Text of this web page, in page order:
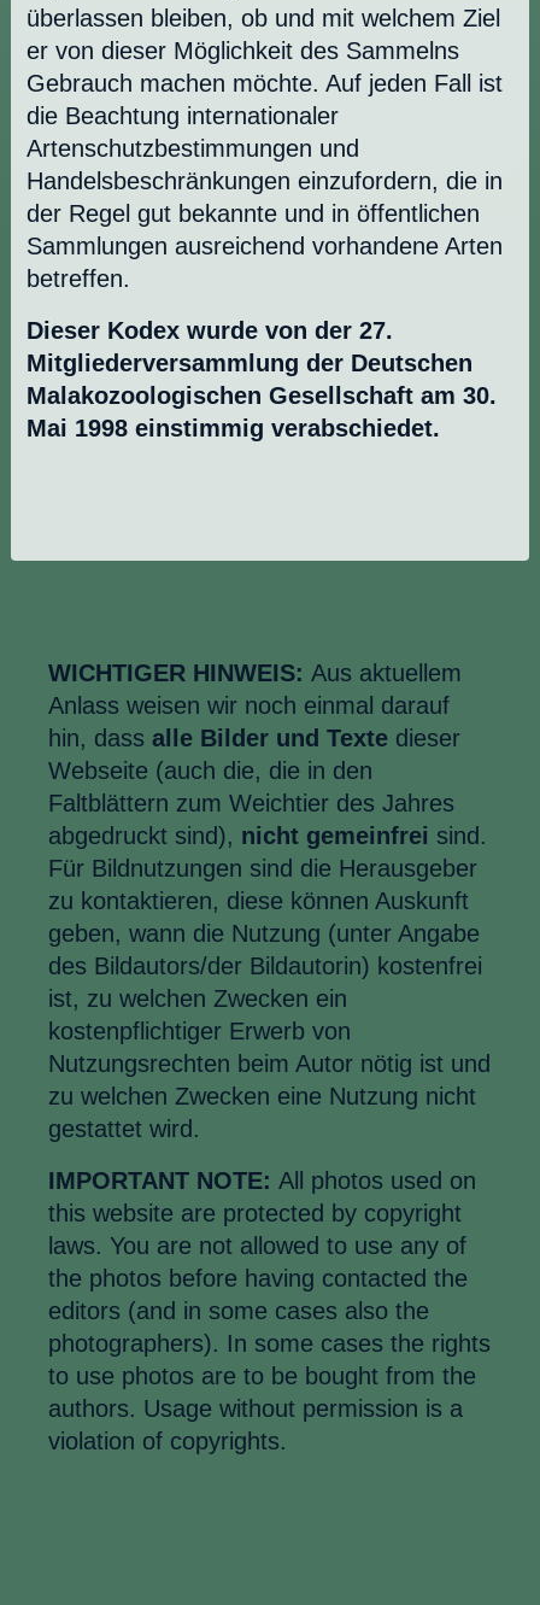
überlassen bleiben, ob und mit welchem Ziel
er von dieser Möglichkeit des Sammelns
Gebrauch machen möchte. Auf jeden Fall ist
die Beachtung internationaler
Artenschutzbestimmungen und
Handelsbeschränkungen einzufordern, die in
der Regel gut bekannte und in öffentlichen
Sammlungen ausreichend vorhandene Arten
betreffen.
Dieser Kodex wurde von der 27.
Mitgliederversammlung der Deutschen
Malakozoologischen Gesellschaft am 30.
Mai 1998 einstimmig verabschiedet.
WICHTIGER HINWEIS: Aus aktuellem
Anlass weisen wir noch einmal darauf
hin, dass alle Bilder und Texte dieser
Webseite (auch die, die in den
Faltblättern zum Weichtier des Jahres
abgedruckt sind), nicht gemeinfrei sind.
Für Bildnutzungen sind die Herausgeber
zu kontaktieren, diese können Auskunft
geben, wann die Nutzung (unter Angabe
des Bildautors/der Bildautorin) kostenfrei
ist, zu welchen Zwecken ein
kostenpflichtiger Erwerb von
Nutzungsrechten beim Autor nötig ist und
zu welchen Zwecken eine Nutzung nicht
gestattet wird.
IMPORTANT NOTE: All photos used on
this website are protected by copyright
laws. You are not allowed to use any of
the photos before having contacted the
editors (and in some cases also the
photographers). In some cases the rights
to use photos are to be bought from the
authors. Usage without permission is a
violation of copyrights.